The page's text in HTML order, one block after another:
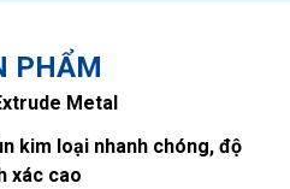
PHẨM
Metal
kim loại nhanh chóng, độ
xác cao